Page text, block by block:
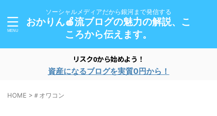
ソーシャルメディアだから銀河まで発信する
おかりん🍎流ブログの魅力の解説、こ
ころから伝えます。
リスク0から始めよう！
資産になるブログを実質0円から！
HOME > ＃オワコン